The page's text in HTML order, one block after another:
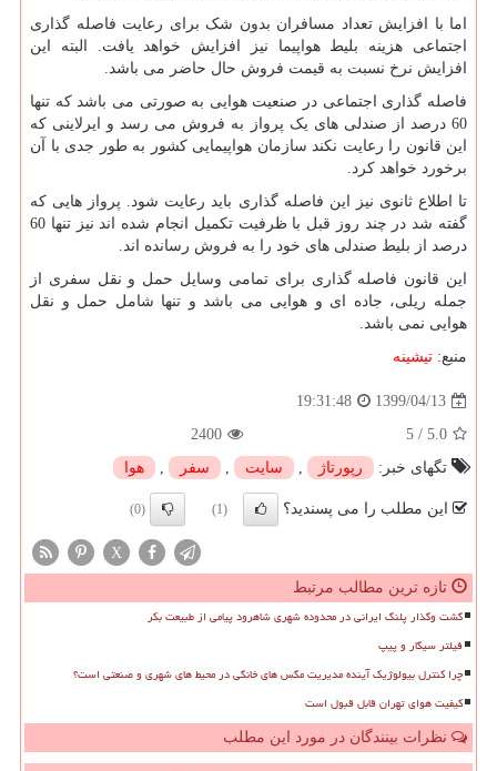
اما با افزایش تعداد مسافران بدون شک برای رعایت فاصله گذاری
اجتماعی هزینه بلیط هواپیما نیز افزایش خواهد یافت. البته این
افزایش نرخ نسبت به قیمت فروش حال حاضر می باشد.
فاصله گذاری اجتماعی در صنعیت هوایی به صورتی می باشد که تنها
60 درصد از صندلی های یک پرواز به فروش می رسد و ایرلاینی که
این قانون را رعایت نکند سازمان هواپیمایی کشور به طور جدی با آن
برخورد خواهد کرد.
تا اطلاع ثانوی نیز این فاصله گذاری باید رعایت شود. پرواز هایی که
گفته شد در چند روز قبل با ظرفیت تکمیل انجام شده اند نیز تنها 60
درصد از بلیط صندلی های خود را به فروش رسانده اند.
این قانون فاصله گذاری برای تمامی وسایل حمل و نقل سفری از
جمله ریلی، جاده ای و هوایی می باشد و تنها شامل حمل و نقل
هوایی نمی باشد.
منبع: تیشینه
1399/04/13
19:31:48
5.0
/
5
2400
تگهای خبر:
رپورتاژ , سایت , سفر , هوا
این مطلب را می پسندید؟ (1)
(0)
X
تازه ترین مطالب مرتبط
گشت وگذار پلنگ ایرانی در محدوده شهری شاهرود پیامی از طبیعت بکر
فیلتر سیگار و پیپ
چرا کنترل بیولوژیک آینده مدیریت مگس های خانگی در محیط های شهری و صنعتی است؟
کیفیت هوای تهران قابل قبول است
نظرات بینندگان در مورد این مطلب